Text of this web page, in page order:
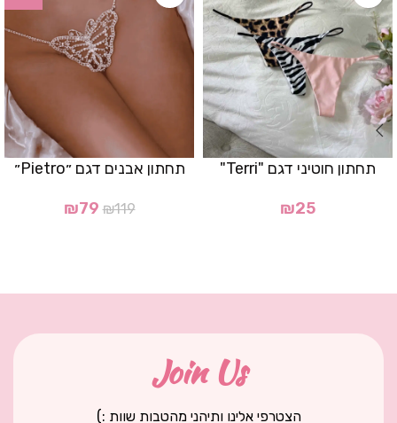
תחתון חוטיני דגם "Terri"
₪25
תחתון אבנים דגם ״Pietro״
₪119
₪79
Join Us
הצטרפי אלינו ותיהני מהטבות שוות :)